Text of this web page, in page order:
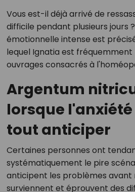
Vous est-il déjà arrivé de
difficile pendant plusieurs jours
émotionnelle intense est
lequel Ignatia est fréquemment
ouvrages consacrés à
Argentum
lorsque l'anxiété
tout anticiper
Certaines personnes ont
systématiquement le pire
anticipent les problèmes avant
surviennent et éprouvent des